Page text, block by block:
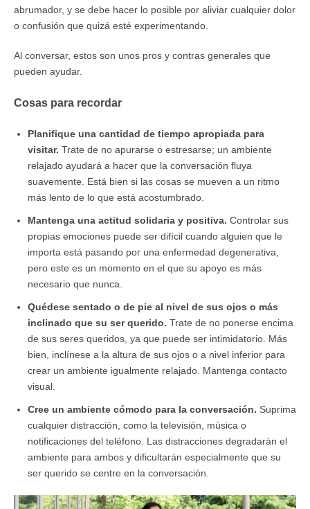
abrumador, y se debe hacer lo posible por aliviar cualquier dolor
o confusión que quizá esté experimentando.
Al conversar, estos son unos pros y contras generales que
pueden ayudar.
Cosas para recordar
Planifique una cantidad de tiempo apropiada para
visitar. Trate de no apurarse o estresarse; un ambiente
relajado ayudará a hacer que la conversación fluya
suavemente. Está bien si las cosas se mueven a un ritmo
más lento de lo que está acostumbrado.
Mantenga una actitud solidaria y positiva. Controlar sus
propias emociones puede ser difícil cuando alguien que le
importa está pasando por una enfermedad degenerativa,
pero este es un momento en el que su apoyo es más
necesario que nunca.
Quédese sentado o de pie al nivel de sus ojos o más
inclinado que su ser querido. Trate de no ponerse encima
de sus seres queridos, ya que puede ser intimidatorio. Más
bien, inclínese a la altura de sus ojos o a nivel inferior para
crear un ambiente igualmente relajado. Mantenga contacto
visual.
Cree un ambiente cómodo para la conversación. Suprima
cualquier distracción, como la televisión, música o
notificaciones del teléfono. Las distracciones degradarán el
ambiente para ambos y dificultarán especialmente que su
ser querido se centre en la conversación.